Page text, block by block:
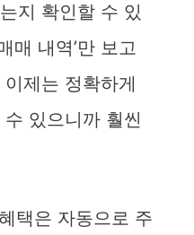
지 확인할 수 있
매 내역’만 보고
제는 정확하게
있으니까 훨씬
택은 자동으로 주